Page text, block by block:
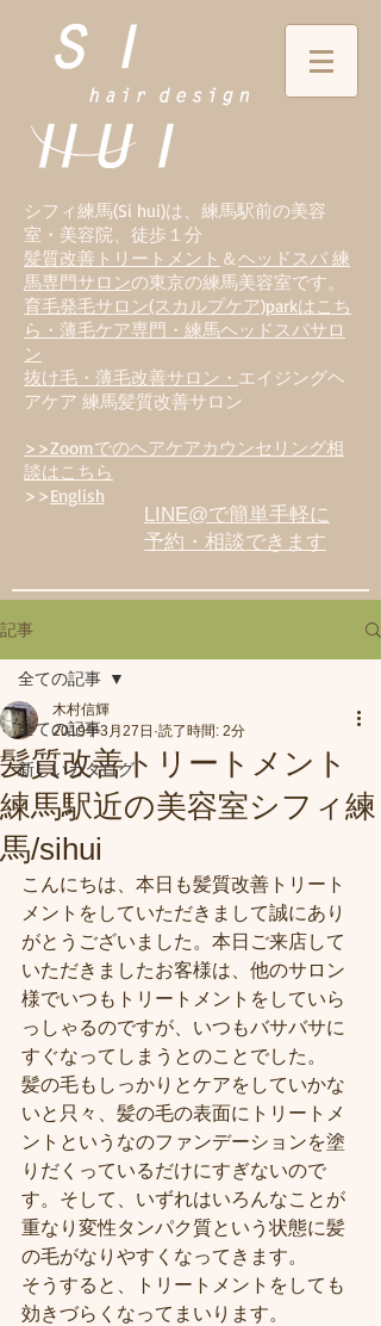
シフィ練馬(Si hui)は、 練馬駅前の美容
室・美容院、徒歩１分
髪質改善トリートメント ＆ヘッドスパ 練
馬専門サロンの東京の練馬美容室です。
育毛発毛サロン(スカルプケア)parkはこち
ら・薄毛ケア専門・練馬ヘッドスパサロ
ン
抜け毛・薄毛改善サロン・ エイジングヘ
アケア 練馬髪質改善サロン
>>Zoomでのヘアケアカウンセリング相
談はこちら
>>English
LINE@で簡単手軽に
予約・相談できます
記事
全ての記事
新しいカタログ
全ての記事
髪質改善トリートメント
練馬駅近の美容室シフィ練
馬/sihui
木村信輝
2019年3月27日 読了時間: 2分
こんにちは、本日も髪質改善トリート
メントをしていただきまして誠にあり
がとうございました。本日ご来店して
いただきましたお客様は、他のサロン
様でいつもトリートメントをしていら
っしゃるのですが、いつもバサバサに
すぐなってしまうとのことでした。
髪の毛もしっかりとケアをしていかな
いと只々、髪の毛の表面にトリートメ
ントというなのファンデーションを塗
りだくっているだけにすぎないので
す。そして、いずれはいろんなことが
重なり変性タンパク質という状態に髪
の毛がなりやすくなってきます。
そうすると、トリートメントをしても
効きづらくなってまいります。